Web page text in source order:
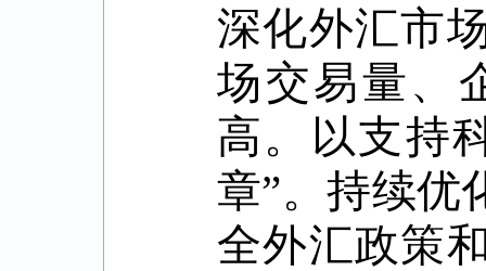
深化外汇市
场交易量、
高。以支持
章”。持续优
全外汇政策